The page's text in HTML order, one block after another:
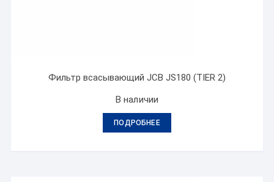
Фильтр всасывающий JCB JS180 (TIER 2)
В наличии
ПОДРОБНЕЕ